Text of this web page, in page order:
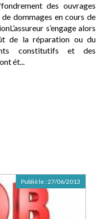
des ouvrages
dommages en cours de
s’engage alors
de la réparation ou du
constitutifs et des
ét...
Publié le :27/06/2013